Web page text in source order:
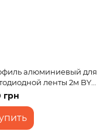
алюминиевый для
ленты 2м BY-
грн